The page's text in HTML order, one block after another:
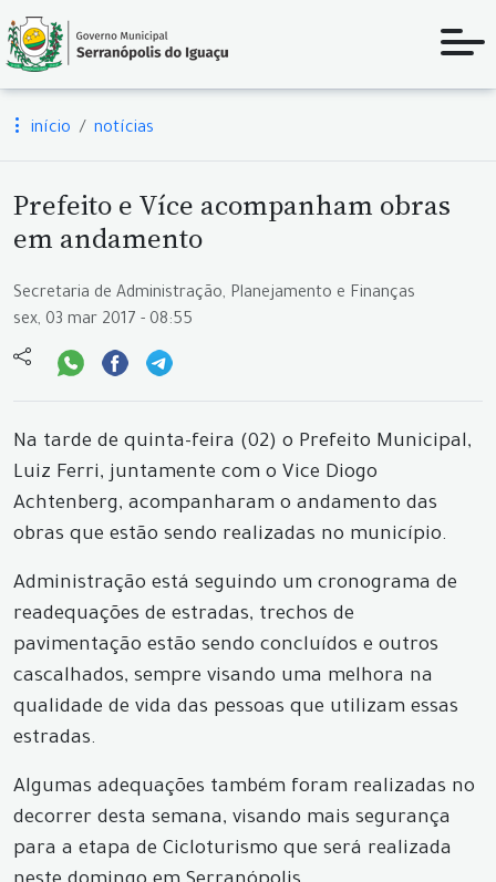
início notícias
Prefeito e Více acompanham obras
em andamento
Secretaria de Administração, Planejamento e Finanças
sex, 03 mar 2017 - 08:55
Na tarde de quinta-feira (02) o Prefeito Municipal,
Luiz Ferri, juntamente com o Vice Diogo
Achtenberg, acompanharam o andamento das
obras que estão sendo realizadas no município.
Administração está seguindo um cronograma de
readequações de estradas, trechos de
pavimentação estão sendo concluídos e outros
cascalhados, sempre visando uma melhora na
qualidade de vida das pessoas que utilizam essas
estradas.
Algumas adequações também foram realizadas no
decorrer desta semana, visando mais segurança
para a etapa de Cicloturismo que será realizada